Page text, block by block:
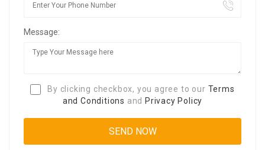
Message:
By clicking checkbox, you agree to our Terms
and Conditions and Privacy Policy